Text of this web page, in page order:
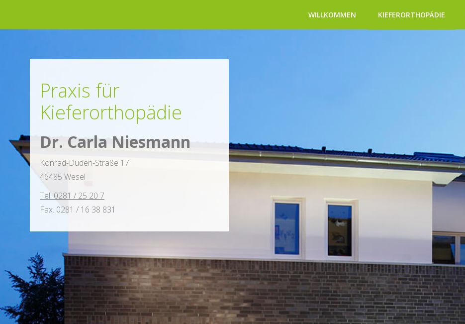
WILLKOMMEN KIEFERORTHOPÄDIE
CHIRURGIE
Praxis für
Kiefer­ortho­pädie
Dr. Carla Niesmann
Konrad-Duden-Straße 17
46485 Wesel
Tel. 0281 / 25 20 7
Fax. 0281 / 16 38 831